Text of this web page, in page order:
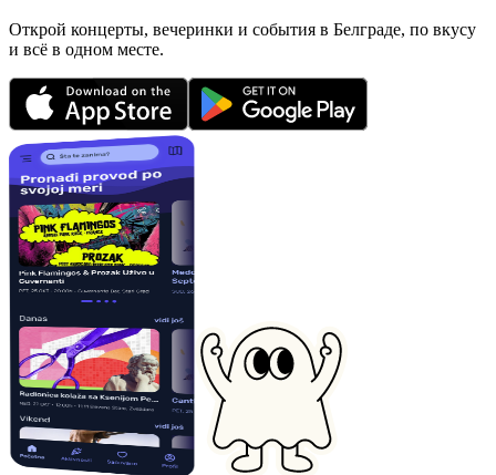
Открой концерты, вечеринки и события в Белграде, по вкусу
и всё в одном месте.